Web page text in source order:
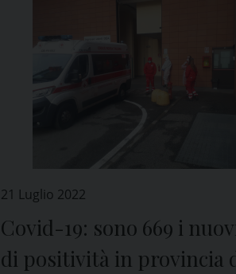
21 Luglio 2022
Covid-19: sono 669 i
di positività in provincia